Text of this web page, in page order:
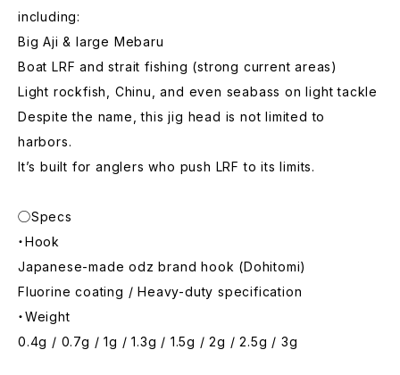
including:
Big Aji & large Mebaru
Boat LRF and strait fishing (strong current areas)
Light rockfish, Chinu, and even seabass on light tackle
Despite the name, this jig head is not limited to
harbors.
It’s built for anglers who push LRF to its limits.
◯Specs
・Hook
Japanese-made odz brand hook (Dohitomi)
Fluorine coating / Heavy-duty specification
・Weight
0.4g / 0.7g / 1g / 1.3g / 1.5g / 2g / 2.5g / 3g